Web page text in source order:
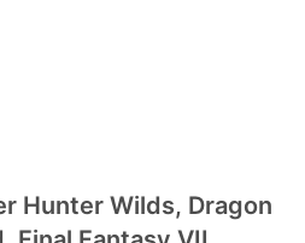
Hunter Wilds, Dragon